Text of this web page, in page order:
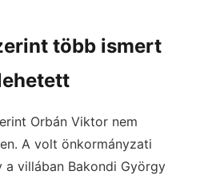
több ismert
Orbán Viktor nem
A volt önkormányzati
villában Bakondi György